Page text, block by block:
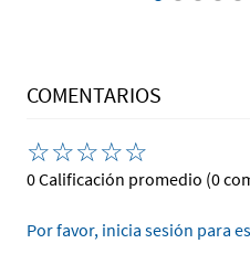
COMENTARIOS
☆☆☆☆☆
0 Calificación promedio (0
Por favor, inicia sesión para